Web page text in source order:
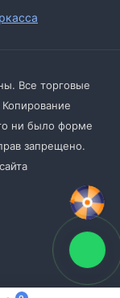
Все торговые
ни было форме
запрещено.